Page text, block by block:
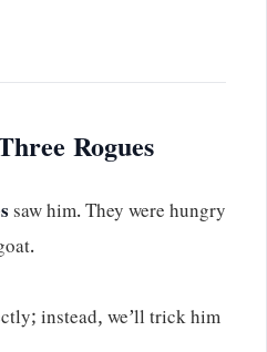
Rogues
saw him. They were hungry
instead, we’ll trick him